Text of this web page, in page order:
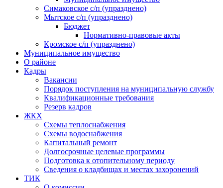
Симаковское с/п (упразднено)
Мытское с/п (упразднено)
Бюджет
Нормативно-правовые акты
Кромское с/п (упразднено)
Муниципальное имущество
О районе
Кадры
Вакансии
Порядок поступления на муниципальную службу
Квалификационные требования
Резерв кадров
ЖКХ
Схемы теплоснабжения
Схемы водоснабжения
Капитальный ремонт
Долгосрочные целевые программы
Подготовка к отопительному периоду
Сведения о кладбищах и местах захоронений
ТИК